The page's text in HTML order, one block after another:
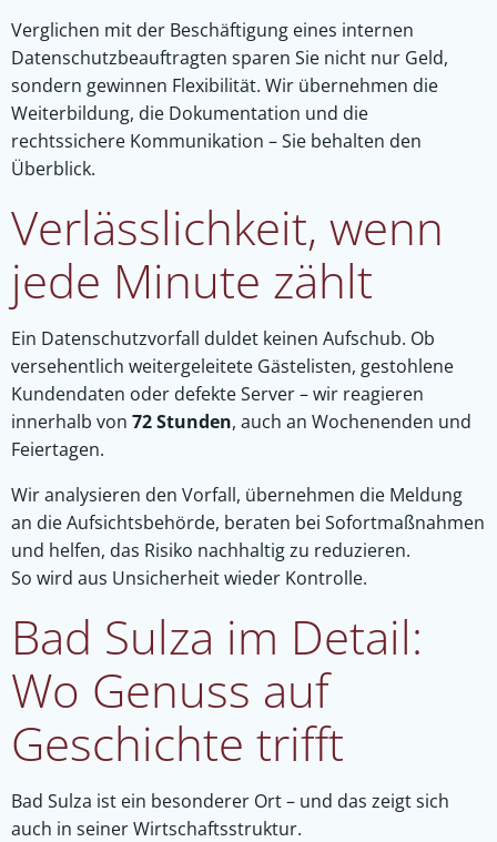
Verglichen mit der Beschäftigung eines internen
Datenschutzbeauftragten sparen Sie nicht nur Geld,
sondern gewinnen Flexibilität. Wir übernehmen die
Weiterbildung, die Dokumentation und die
rechtssichere Kommunikation – Sie behalten den
Überblick.
Verlässlichkeit, wenn
jede Minute zählt
Ein Datenschutzvorfall duldet keinen Aufschub. Ob
versehentlich weitergeleitete Gästelisten, gestohlene
Kundendaten oder defekte Server – wir reagieren
innerhalb von 72 Stunden, auch an Wochenenden und
Feiertagen.
Wir analysieren den Vorfall, übernehmen die Meldung
an die Aufsichtsbehörde, beraten bei Sofortmaßnahmen
und helfen, das Risiko nachhaltig zu reduzieren.
So wird aus Unsicherheit wieder Kontrolle.
Bad Sulza im Detail:
Wo Genuss auf
Geschichte trifft
Bad Sulza ist ein besonderer Ort – und das zeigt sich
auch in seiner Wirtschaftsstruktur.